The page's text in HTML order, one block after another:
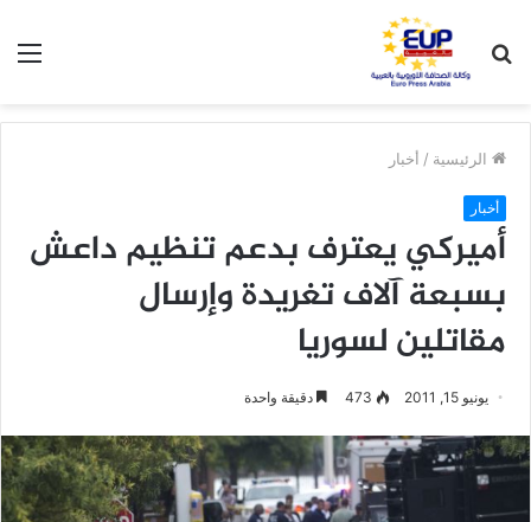
عن
الرئيسية / أخبار
أخبار
أميركي يعترف بدعم تنظيم داعش
بسبعة آلاف تغريدة وإرسال
مقاتلين لسوريا
يونيو 15, 2011 473 دقيقة واحدة